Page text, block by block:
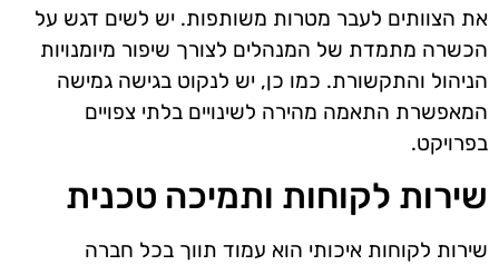
את הצוותים לעבר מטרות משותפות. יש לשים דגש על
הכשרה מתמדת של המנהלים לצורך שיפור מיומנויות
הניהול והתקשורת. כמו כן, יש לנקוט בגישה גמישה
המאפשרת התאמה מהירה לשינויים בלתי צפויים
בפרויקט.
שירות לקוחות ותמיכה טכנית
שירות לקוחות איכותי הוא עמוד תווך בכל חברה